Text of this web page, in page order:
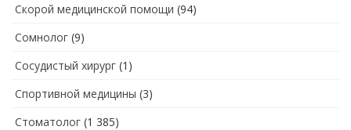
Скорой медицинской помощи (94)
Сомнолог (9)
Сосудистый хирург (1)
Спортивной медицины (3)
Стоматолог (1 385)